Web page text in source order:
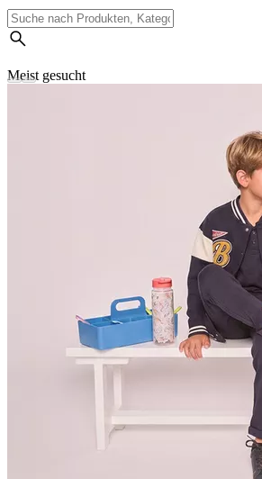
Meist gesucht